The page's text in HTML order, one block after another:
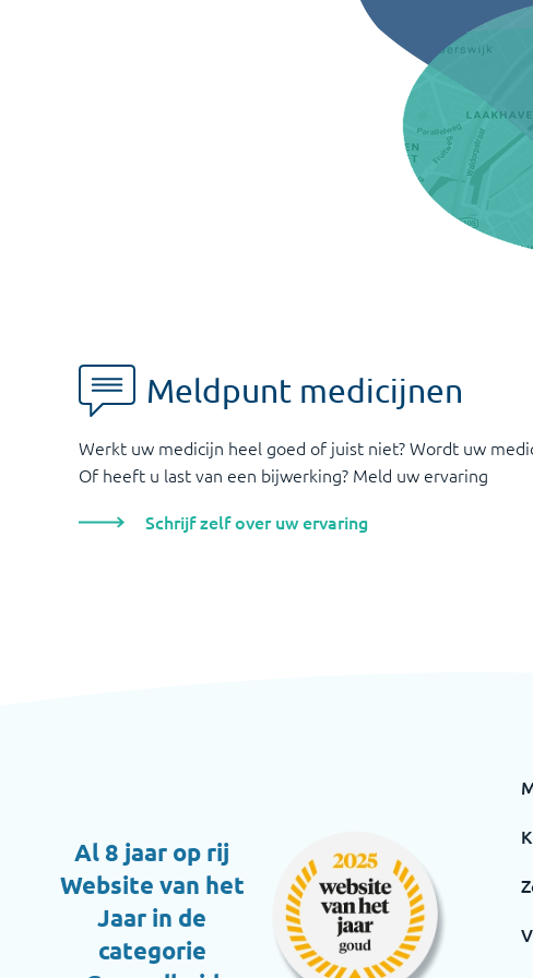
Meldpunt medicijnen
Werkt uw medicijn heel goed of juist niet? Wordt uw
Of heeft u last van een bijwerking? Meld uw ervaring
Schrijf zelf over uw ervaring
Al 8 jaar op rij
Website van het
Jaar in de
categorie